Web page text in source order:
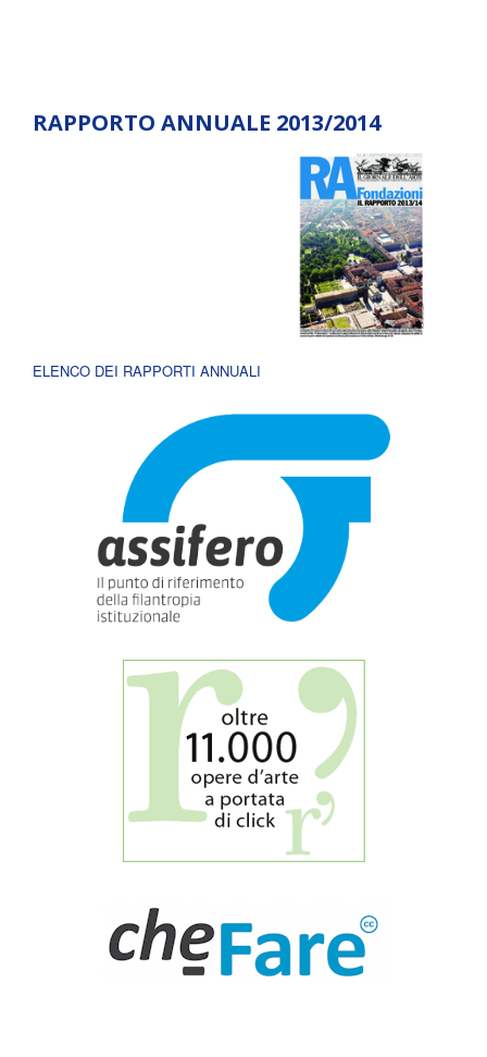
RAPPORTO ANNUALE 2013/2014
ELENCO DEI RAPPORTI ANNUALI